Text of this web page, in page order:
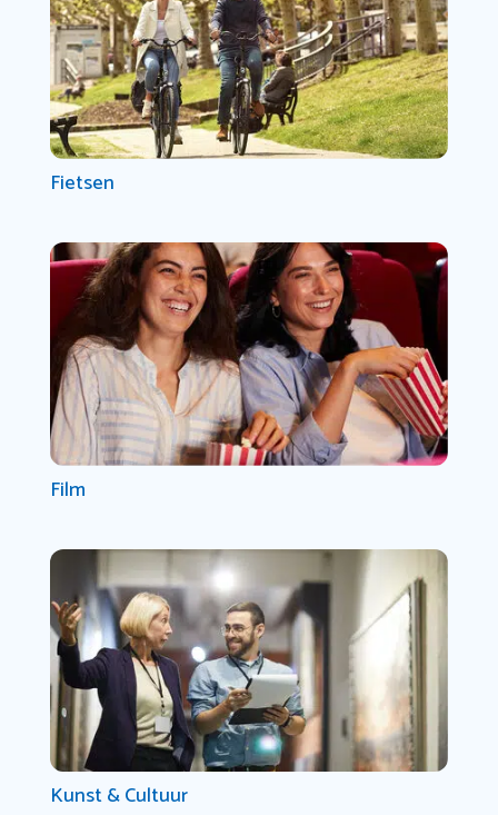
Fietsen
Film
Kunst & Cultuur